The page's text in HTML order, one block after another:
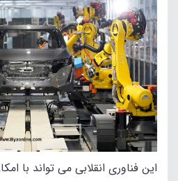
این فناوری انقلابی می‌ تواند با